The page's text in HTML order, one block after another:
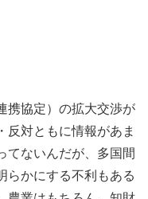
携協定）の拡大交渉が
反対ともに情報があま
てないんだが、多国間
らかにする不利もある